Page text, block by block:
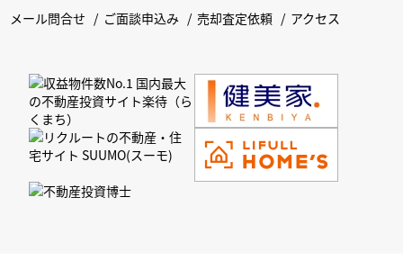
メール問合せ ご面談申込み 売却査定依頼 アクセス